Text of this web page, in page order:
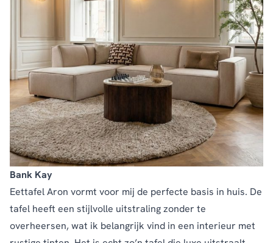
Bank Kay
Eettafel Aron vormt voor mij de perfecte basis in huis. De
tafel heeft een stijlvolle uitstraling zonder te
overheersen, wat ik belangrijk vind in een interieur met